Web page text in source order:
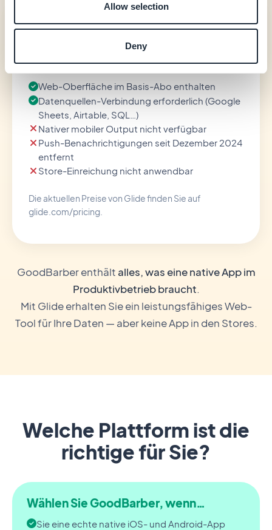
Allow selection
Deny
Glide
Web-Oberfläche im Basis-Abo enthalten
Datenquellen-Verbindung erforderlich (Google
Sheets, Airtable, SQL…)
Nativer mobiler Output nicht verfügbar
Push-Benachrichtigungen seit Dezember 2024
entfernt
Store-Einreichung nicht anwendbar
Die aktuellen Preise von Glide finden Sie auf
glide.com/pricing.
GoodBarber enthält alles, was eine native App im
Produktivbetrieb braucht.
Mit Glide erhalten Sie ein leistungsfähiges Web-
Tool für Ihre Daten — aber keine App in den Stores.
Welche Plattform ist die
richtige für Sie?
Wählen Sie GoodBarber, wenn…
Sie eine echte native iOS- und Android-App